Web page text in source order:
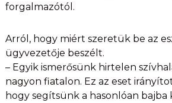
forgalmazótól.
Arról, hogy miért szeretük be az
ügyvezetője beszélt.
– Egyik ismerősünk hirtelen
nagyon fiatalon. Ez az eset
hogy segítsünk a hasonlóan